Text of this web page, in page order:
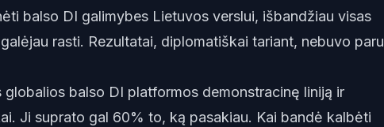
balso DI galimybes Lietuvos verslui, išbandžiau visas
rasti. Rezultatai, diplomatiškai tariant, nebuvo
globalios balso DI platformos demonstracinę liniją ir
Ji suprato gal 60% to, ką pasakiau. Kai bandė kalbėti